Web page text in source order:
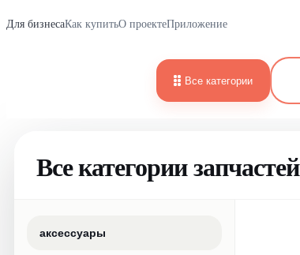
Для бизнесаКак купитьО проектеПриложение
Все категории
Все категории запчастей
аксессуары